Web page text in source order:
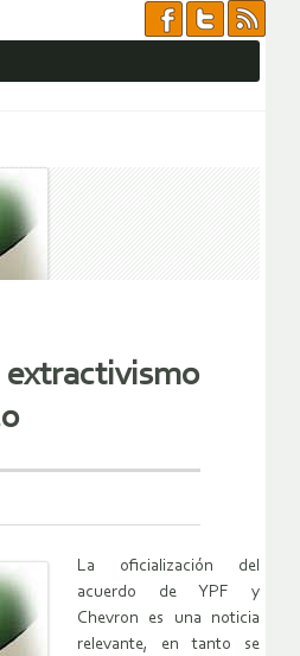
extractivismo
La oficialización del
acuerdo de YPF y
Chevron es una noticia
relevante, en tanto se